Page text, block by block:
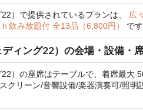
）で提供されているプランは、 広
飲み放題付 全13品（6,800円） で
ィング22）の会場・設備・
）の座席はテーブルで、着席最大
クリーン/音響設備/楽器演奏可/照